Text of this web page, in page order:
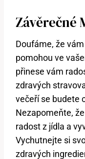
Závěrečné
Doufáme, že
pomohou ve
přinese vám
zdravých
večeří se budete
Nezapomeňte,
radost z jídla a
Vychutnejte si
zdravých